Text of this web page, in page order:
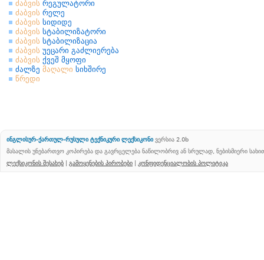
ძაბვის რეგულატორი
ძაბვის რელე
ძაბვის სიდიდე
ძაბვის სტაბილიზატორი
ძაბვის სტაბილიზაცია
ძაბვის უეცარი გაძლიერება
ძაბვის ქვეშ მყოფი
ძალზე მაღალი სიხშირე
წრედი
ინგლისურ-ქართულ-რუსული ტექნიკური ლექსიკონი ვერსია 2.0b
მასალის უნებართვო კოპირება და გავრცელება ნაწილობრივ ან სრულად, ნებისმიერი
ლექსიკონის შესახებ | გამოყენების პირობები | კონფიდენციალობის პოლიტიკა